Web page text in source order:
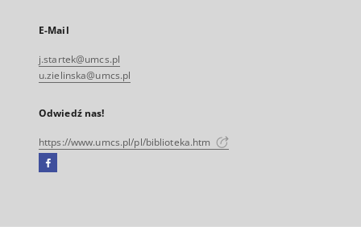
E-Mail
j.startek@umcs.pl
u.zielinska@umcs.pl
Odwiedź nas!
https://www.umcs.pl/pl/biblioteka.htm
Facebook